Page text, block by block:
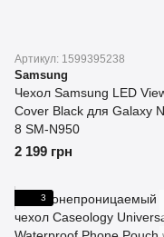
Артикул: 1599395238
Samsung
Чехол Samsung LED
Cover Black для Galaxy
8 SM-N950
2 199 грн
3